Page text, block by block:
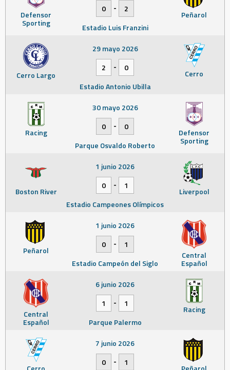
Defensor
Sporting
Peñarol
0
-
2
Estadio Luis Franzini
Cerro Largo Cerro
29 mayo 2026
2
-
0
Estadio Antonio Ubilla
Racing Defensor
Sporting
30 mayo 2026
0
-
0
Parque Osvaldo Roberto
Boston River Liverpool
1 junio 2026
0
-
1
Estadio Campeones Olímpicos
Peñarol Central
Español
1 junio 2026
0
-
1
Estadio Campeón del Siglo
Central
Español
Racing
6 junio 2026
1
-
1
Parque Palermo
7 junio 2026
0
-
1